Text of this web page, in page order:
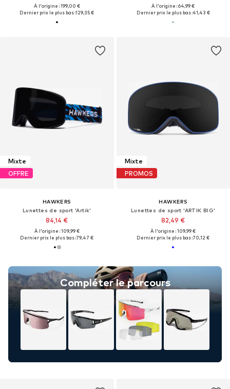
À l'origine : 199,00 €
Dernier prix le plus bas :129,35 €
À l'origine : 64,99 €
Dernier prix le plus bas :41,43 €
Mixte
OFFRE
HAWKERS
Lunettes de sport 'Artik'
84,14 €
À l'origine : 109,99 €
Dernier prix le plus bas :79,47 €
Compléter le parcours
Mixte
PROMOS
HAWKERS
Lunettes de sport 'ARTIK BIG'
82,49 €
À l'origine : 109,99 €
Dernier prix le plus bas :70,12 €